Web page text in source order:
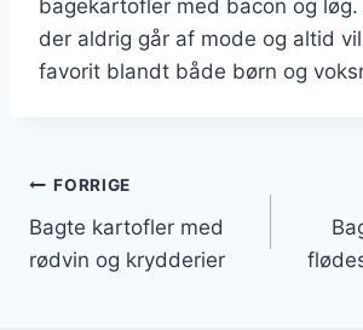
bagekartofler med bacon og
der aldrig går af mode og altid
favorit blandt både børn og
Indlægsnavigation
FORRIGE
Bagte kartofler med
rødvin og krydderier